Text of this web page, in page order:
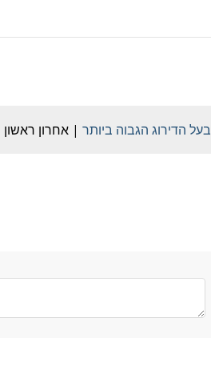
אחרון ראשון בעל הדירוג הגבוה ביותר